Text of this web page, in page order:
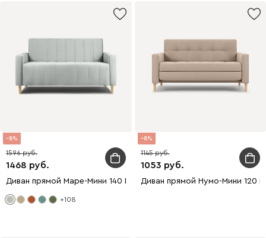
8
1468
1596
Диван прямой Маре-Мини 140 Велюр Светло-серый
+108
8
1053
1145
Диван прямой Нумо-Мини 120